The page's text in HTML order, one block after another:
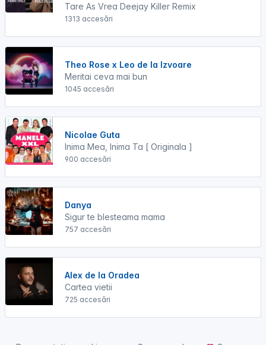
Tare As Vrea Deejay Killer Remix
1313 accesări
Theo Rose x Leo de la Izvoare
Meritai ceva mai bun
1045 accesări
Nicolae Guta
Inima Mea, Inima Ta [ Originala ]
900 accesări
Danya
Sigur te blesteama mama
757 accesări
Alex de la Oradea
Cartea vietii
725 accesări